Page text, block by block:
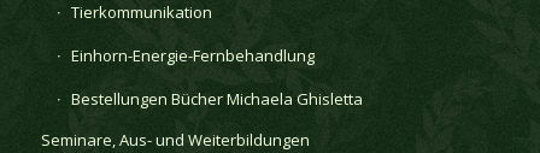
Tierkommunikation
Einhorn-Energie-Fernbehandlung
Bestellungen Bücher Michaela Ghisletta
Seminare, Aus- und Weiterbildungen